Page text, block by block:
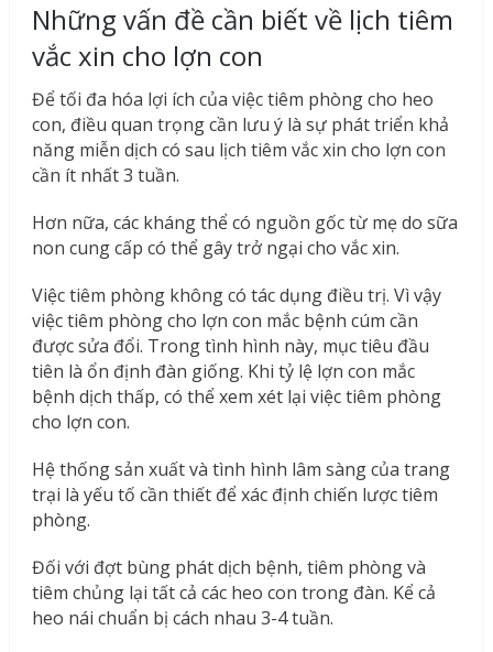
Những vấn đề cần biết về lịch tiêm
vắc xin cho lợn con
Để tối đa hóa lợi ích của việc tiêm phòng cho heo
con, điều quan trọng cần lưu ý là sự phát triển khả
năng miễn dịch có sau lịch tiêm vắc xin cho lợn con
cần ít nhất 3 tuần.
Hơn nữa, các kháng thể có nguồn gốc từ mẹ do sữa
non cung cấp có thể gây trở ngại cho vắc xin.
Việc tiêm phòng không có tác dụng điều trị. Vì vậy
việc tiêm phòng cho lợn con mắc bệnh cúm cần
được sửa đổi. Trong tình hình này, mục tiêu đầu
tiên là ổn định đàn giống. Khi tỷ lệ lợn con mắc
bệnh dịch thấp, có thể xem xét lại việc tiêm phòng
cho lợn con.
Hệ thống sản xuất và tình hình lâm sàng của trang
trại là yếu tố cần thiết để xác định chiến lược tiêm
phòng.
Đối với đợt bùng phát dịch bệnh, tiêm phòng và
tiêm chủng lại tất cả các heo con trong đàn. Kể cả
heo nái chuẩn bị cách nhau 3-4 tuần.